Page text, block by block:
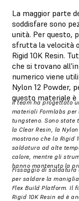
La maggior parte
soddisfare sono
unità. Per questo,
sfrutta la velocità
Rigid 10K Resin.
che si trovano
numerico viene
Nylon 12 Powder,
questo materiale
Il team ha progettato
materiali Formlabs
tungsteno. Sono state
la Clear Resin, la
mostrano che la Rigid
saldatura ad alte
calore, mentre gli
hanno mantenuto la
Fissaggio di saldatura
per saldare la
Flex Build Platform. Il
Rigid 10K Resin ed è